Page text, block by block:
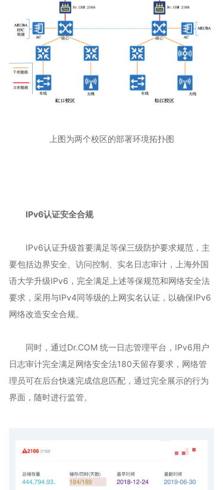
上图为两个校区的部署环境拓扑图
IPv6认证安全合规
IPv6认证升级首要满足等保三级防护要求规范，主
要包括边界安全、访问控制、实名日志审计，上海外国
语大学升级IPv6，完全满足上述等保规范和网络安全法
要求，采用与IPv4同等级的上网实名认证，以确保IPv6
网络改造安全合规。
同时，通过Dr.COM 统一日志管理平台，IPv6用户
日志审计完全满足网络安全法180天留存要求，网络管
理员可在后台快速完成信息匹配，通过完全展示的行为
界面，随时进行监管。